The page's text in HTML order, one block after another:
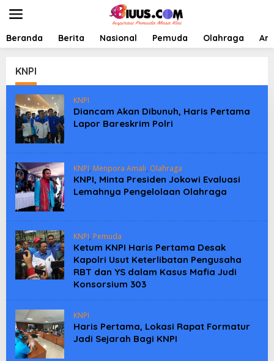
t
Beranda Berita Nasional Pemuda Olahraga
KNPI
KNPI
Diancam Akan Dibunuh, Haris Pertama
Lapor Bareskrim Polri
KNPI, Menpora Amali, Olahraga
KNPI, Minta Presiden Jokowi Evaluasi
Lemahnya Pengelolaan Olahraga
KNPI, Pemuda
Ketum KNPI Haris Pertama Desak
Kapolri Usut Keterlibatan Pengusaha
RBT dan YS dalam Kasus Mafia Judi
Konsorsium 303
KNPI
Haris Pertama, Lokasi Rapat Formatur
Jadi Sejarah Bagi KNPI